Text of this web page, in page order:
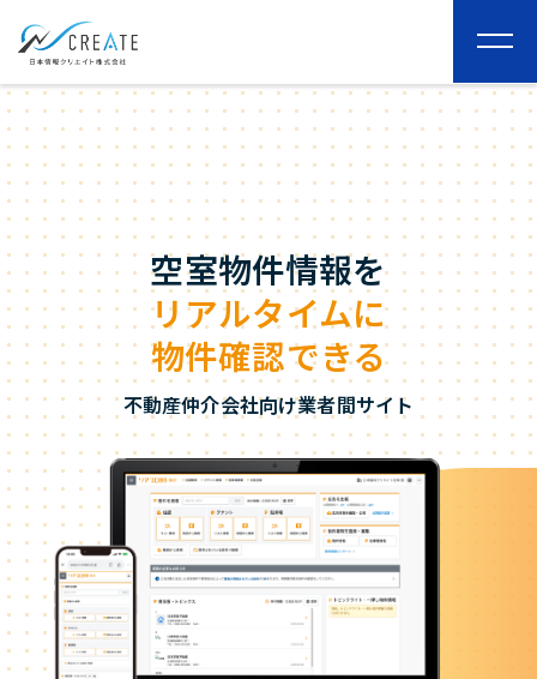
空室物件情報を
リアルタイムに
物件確認できる
不動産仲介会社向け業者間サイト